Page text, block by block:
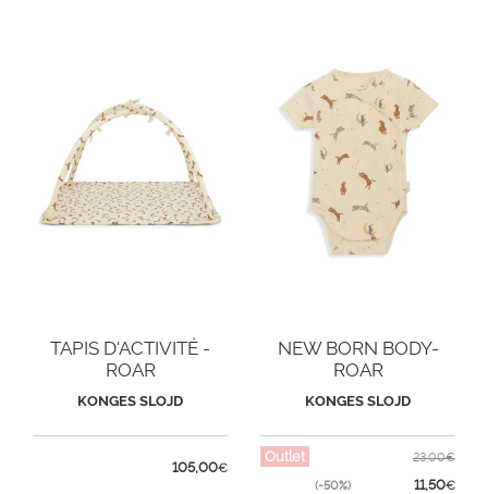
TAPIS D'ACTIVITÉ -
ROAR
KONGES SLOJD
105,00€
NEW BORN BODY-
ROAR
KONGES SLOJD
Outlet
(-50%)
23,00€
11,50€